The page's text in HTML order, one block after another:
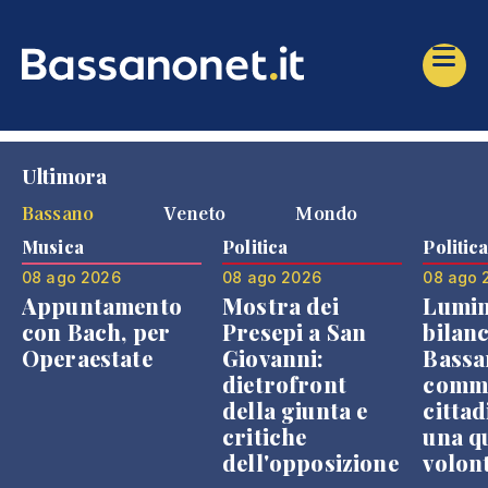
Ultimora
Bassano
Veneto Mondo
Musica
08 ago 2026
Appuntamento
con Bach, per
Operaestate
Politica
08 ago 2026
Mostra dei
Presepi a San
Giovanni:
dietrofront
della giunta e
critiche
dell'opposizione
Politica
08 ago
una